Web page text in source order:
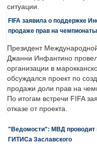
ситуации.
FIFA заявила о поддержке
продаже прав на
Президент
Джанни Инфантино
организации в
обсуждался проект по
продажи доли прав на
По итогам встречи FIFA
отказе от проекта.
"Ведомости": МВД проводит
ГИТИСа Заславского